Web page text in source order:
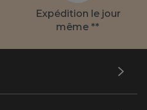
Expédition le jour
même **